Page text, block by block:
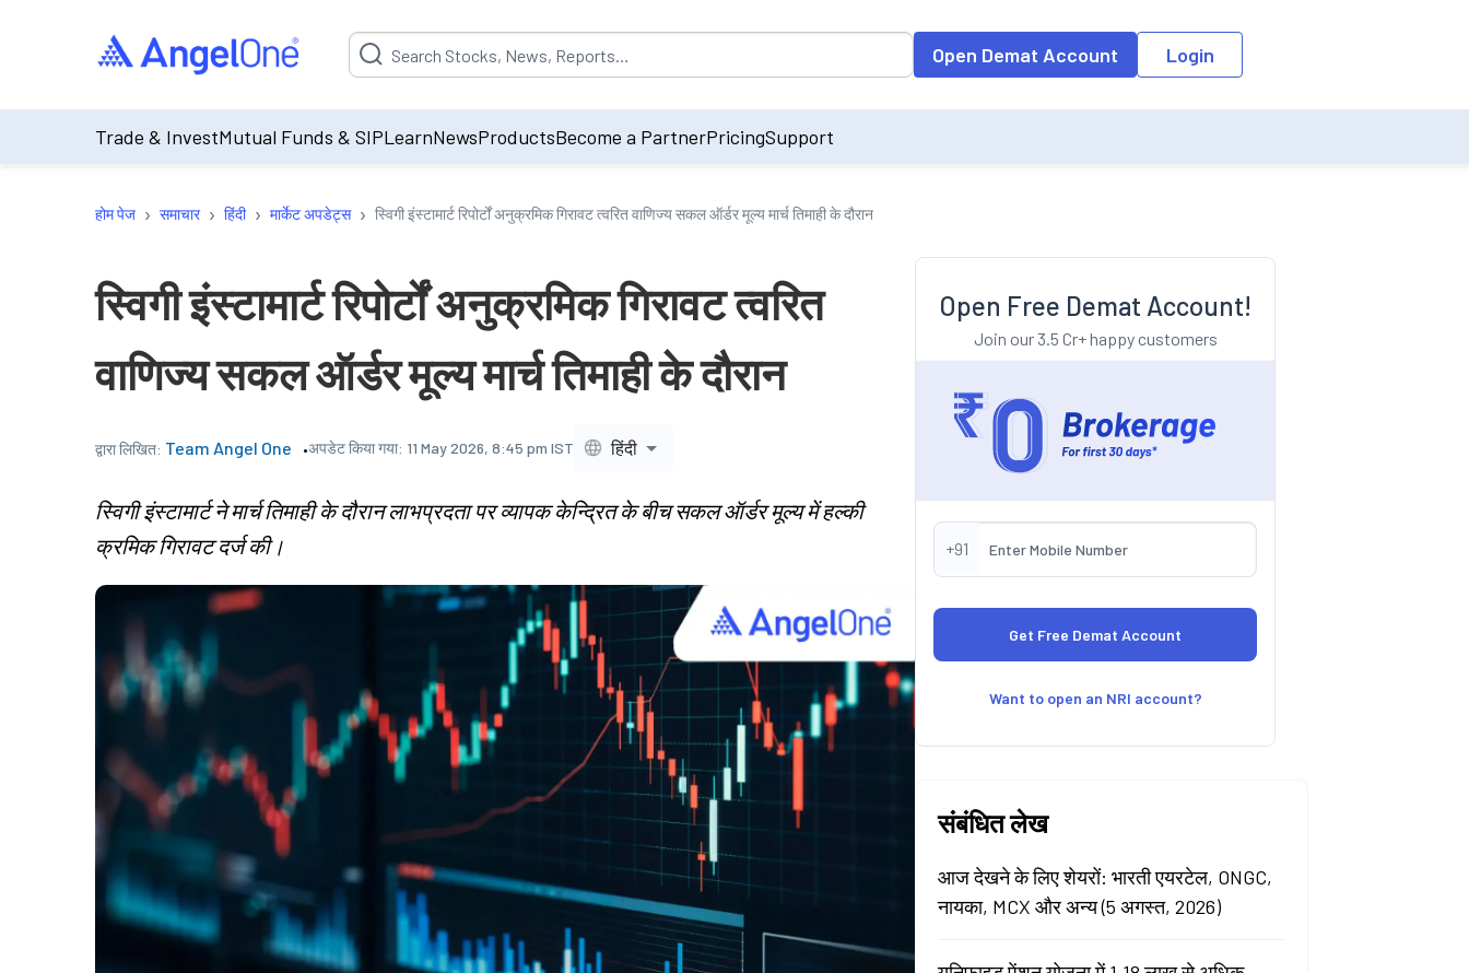
Suggestion will be populated by default on accessing the input field. On entering data into the input field, the suggestion list will be updated as per the
Open Demat Account Login
Trade & InvestMutual Funds & SIPLearnNewsProductsBecome a PartnerPricingSupport
होम पेज › समाचार › हिंदी › मार्केट अपडेट्स › स्विगी इंस्टामार्ट रिपोर्टों अनुक्रमिक गिरावट त्वरित वाणिज्य सकल ऑर्डर मूल्य मार्च तिमाही के दौरान
स्विगी इंस्टामार्ट रिपोर्टों अनुक्रमिक गिरावट त्वरित
वाणिज्य सकल ऑर्डर मूल्य मार्च तिमाही के दौरान
द्वारा लिखित: Team Angel One अपडेट किया गया: 11 May 2026, 8:45 pm IST हिंदी
स्विगी इंस्टामार्ट ने मार्च तिमाही के दौरान लाभप्रदता पर व्यापक केन्द्रित के बीच सकल ऑर्डर मूल्य में हल्की
क्रमिक गिरावट दर्ज की।
Open Free Demat Account!
Join our 3.5 Cr+ happy customers
+91
Want to open an NRI account?
संबंधित लेख
आज देखने के लिए शेयरों: भारती एयरटेल, ONGC,
नायका, MCX और अन्य (5 अगस्त, 2026)